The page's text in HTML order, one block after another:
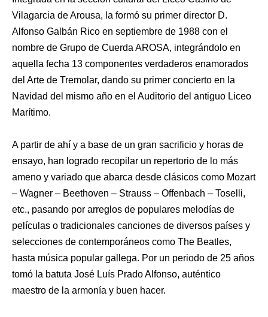
Vilagarcia de Arousa, la formó su primer director D.
Alfonso Galbán Rico en septiembre de 1988 con el
nombre de Grupo de Cuerda AROSA, integrándolo en
aquella fecha 13 componentes verdaderos enamorados
del Arte de Tremolar, dando su primer concierto en la
Navidad del mismo año en el Auditorio del antiguo Liceo
Marítimo.
A partir de ahí y a base de un gran sacrificio y horas de
ensayo, han logrado recopilar un repertorio de lo más
ameno y variado que abarca desde clásicos como Mozart
– Wagner – Beethoven – Strauss – Offenbach – Toselli,
etc., pasando por arreglos de populares melodías de
películas o tradicionales canciones de diversos países y
selecciones de contemporáneos como The Beatles,
hasta música popular gallega. Por un periodo de 25 años
tomó la batuta José Luís Prado Alfonso, auténtico
maestro de la armonía y buen hacer.